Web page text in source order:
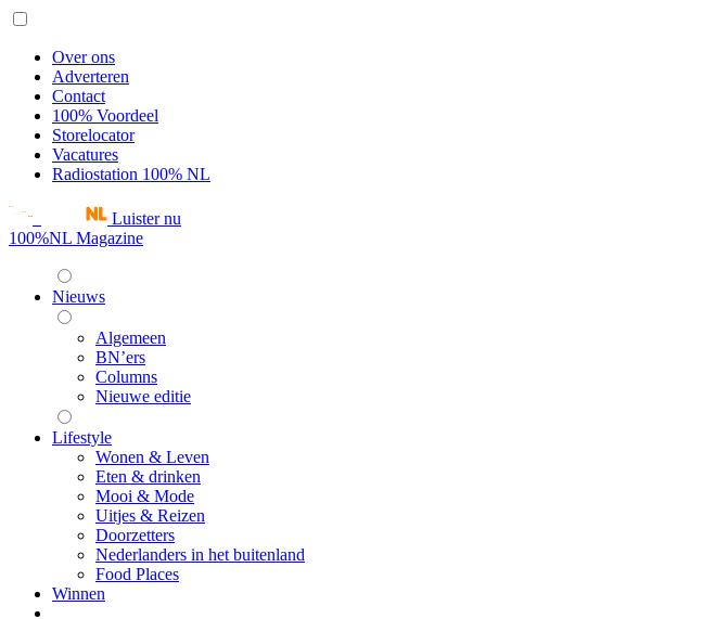
Over ons
Adverteren
Contact
100% Voordeel
Storelocator
Vacatures
Radiostation 100% NL
Luister nu
100%NL Magazine
Nieuws
Algemeen
BN’ers
Columns
Nieuwe editie
Lifestyle
Wonen & Leven
Eten & drinken
Mooi & Mode
Uitjes & Reizen
Doorzetters
Nederlanders in het buitenland
Food Places
Winnen